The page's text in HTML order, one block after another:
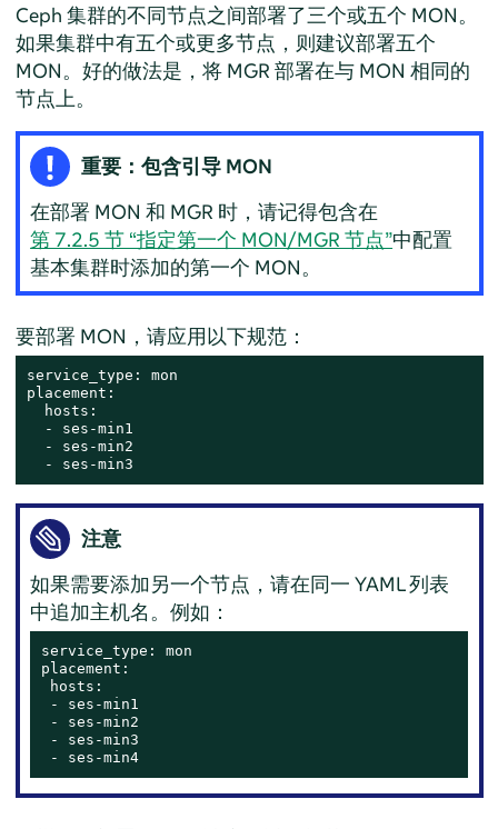
Ceph 集群的不同节点之间部署了三个或五个 MON。
如果集群中有五个或更多节点，则建议部署五个
MON。好的做法是，将 MGR 部署在与 MON 相同的
节点上。
重要：包含引导 MON
在部署 MON 和 MGR 时，请记得包含在
第 7.2.5 节 “指定第一个 MON/MGR 节点”中配置
基本集群时添加的第一个 MON。
要部署 MON，请应用以下规范：
service_type: mon
placement:
  hosts:
  - ses-min1
  - ses-min2
  - ses-min3
注意
如果需要添加另一个节点，请在同一 YAML 列表
中追加主机名。例如：
service_type: mon
placement:
hosts:
- ses-min1
- ses-min2
- ses-min3
- ses-min4